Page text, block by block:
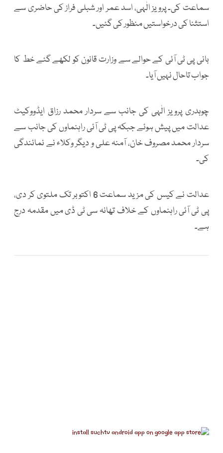
سماعت کی۔ پرویز الٰہی، اسد عمر اور شبلی فراز کی حاضری سے
استثنا کی درخواستیں منظور کی گئیں۔
بانی پی ٹی آئی کے حوالے سے وزارت قانون کو لکھے گئے خط کا
جواب تاحال نہیں آیا۔
چوہدری پرویز الٰہی کی جانب سے سردار محمد رزاق ایڈووکیٹ
عدالت میں پیش ہوئے جبکہ پی ٹی آئی راہنماوں کی جانب سے
سردار محمد مصروف خان، آمنہ علی و دیگر وکلاء نے نمائندگی
کی۔
عدالت نے کیس کی مزید سماعت 6 اکتوبر تک ملتوی کر دی،
پی ٹی آئی راہنماوں کے خلاف تھانہ سی ٹی ڈی میں مقدمہ درج
ہے۔